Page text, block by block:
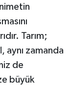
Tarım;
zamanda
de
büyük